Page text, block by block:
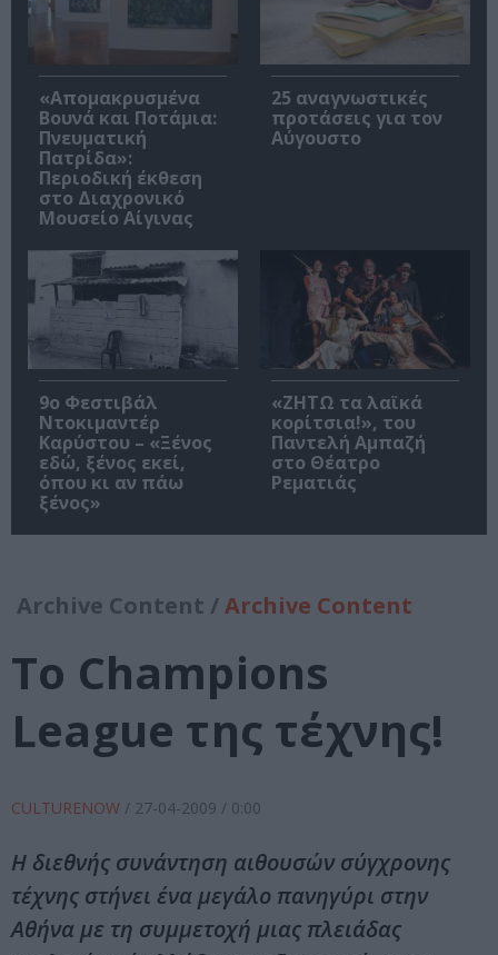
«Απομακρυσμένα
Βουνά και Ποτάμια:
Πνευματική
Πατρίδα»:
Περιοδική έκθεση
στο Διαχρονικό
Μουσείο Αίγινας
25 αναγνωστικές
προτάσεις για τον
Αύγουστο
9ο Φεστιβάλ
Ντοκιμαντέρ
Καρύστου – «Ξένος
εδώ, ξένος εκεί,
όπου κι αν πάω
ξένος»
«ΖΗΤΩ τα λαϊκά
κορίτσια!», του
Παντελή Αμπαζή
στο Θέατρο
Ρεματιάς
Archive Content /Archive Content
Το Champions
League της τέχνης!
CULTURENOW / 27-04-2009 / 0:00
Η διεθνής συνάντηση αιθουσών σύγχρονης
τέχνης στήνει ένα μεγάλο πανηγύρι στην
Αθήνα με τη συμμετοχή μιας πλειάδας